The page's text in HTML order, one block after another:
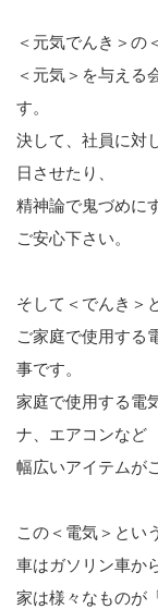
＜元気でんき＞の
＜元気＞を与える
す。
決して、社員に対
日させたり、
精神論で鬼づめに
ご安心下さい。
そして＜でんき＞
ご家庭で使用する
事です。
家庭で使用する電
ナ、エアコンなど
幅広いアイテムが
この＜電気＞とい
車はガソリン車か
家は様々なものが